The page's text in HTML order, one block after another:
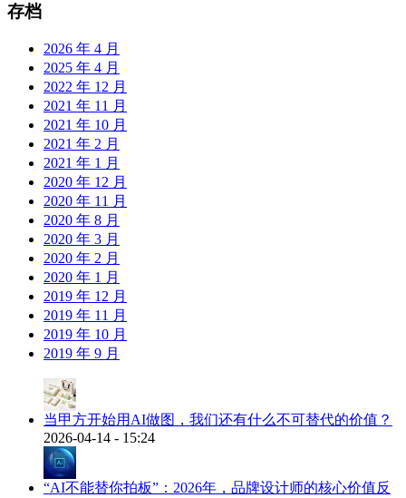
存档
2026 年 4 月
2025 年 4 月
2022 年 12 月
2021 年 11 月
2021 年 10 月
2021 年 2 月
2021 年 1 月
2020 年 12 月
2020 年 11 月
2020 年 8 月
2020 年 3 月
2020 年 2 月
2020 年 1 月
2019 年 12 月
2019 年 11 月
2019 年 10 月
2019 年 9 月
当甲方开始用AI做图，我们还有什么不可替代的价值？
2026-04-14 - 15:24
“AI不能替你拍板”：2026年，品牌设计师的核心价值反